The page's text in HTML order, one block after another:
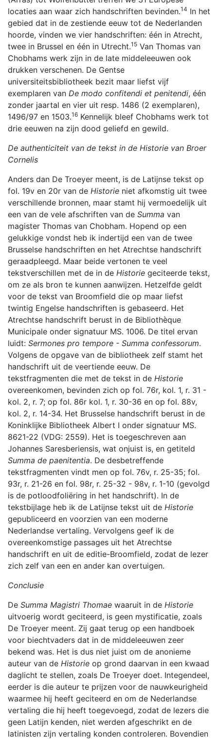
locaties aan waar zich handschriften bevinden.14 In het
gebied dat in de zestiende eeuw tot de Nederlanden
hoorde, vinden we vier handschriften: één in Atrecht,
twee in Brussel en één in Utrecht.15 Van Thomas van
Chobhams werk zijn in de late middeleeuwen ook
drukken verschenen. De Gentse
universiteitsbibliotheek bezit maar liefst vijf
exemplaren van De modo confitendi et penitendi, één
zonder jaartal en vier uit resp. 1486 (2 exemplaren),
1496/97 en 1503.16 Kennelijk bleef Chobhams werk tot
drie eeuwen na zijn dood geliefd en gewild.
De authenticiteit van de tekst in de Historie van Broer
Cornelis
Anders dan De Troeyer meent, is de Latijnse tekst op
fol. 19v en 20r van de Historie niet afkomstig uit twee
verschillende bronnen, maar stamt hij vermoedelijk uit
een van de vele afschriften van de Summa van
magister Thomas van Chobham. Hopend op een
gelukkige vondst heb ik indertijd een van de twee
Brusselse handschriften en het Atrechtse handschrift
geraadpleegd. Maar beide vertonen te veel
tekstverschillen met de in de Historie geciteerde tekst,
om ze als bron te kunnen aanwijzen. Hetzelfde geldt
voor de tekst van Broomfield die op maar liefst
twintig Engelse handschriften is gebaseerd. Het
Atrechtse handschrift berust in de Bibliothèque
Municipale onder signatuur MS. 1006. De titel ervan
luidt: Sermones pro tempore - Summa confessorum.
Volgens de opgave van de bibliotheek zelf stamt het
handschrift uit de veertiende eeuw. De
tekstfragmenten die met de tekst in de Historie
overeenkomen, bevinden zich op fol. 76r, kol. 1, r. 31 -
kol. 2, r. 7; op fol. 86r kol. 1, r. 30-36 en op fol. 88v,
kol. 2, r. 14-34. Het Brusselse handschrift berust in de
Koninklijke Bibliotheek Albert I onder signatuur MS.
8621-22 (VDG: 2559). Het is toegeschreven aan
Johannes Saresberiensis, wat onjuist is, en getiteld
Summa de paenitentia. De desbetreffende
tekstfragmenten vindt men op fol. 76v, r. 25-35; fol.
93r, r. 21-26 en fol. 98r, r. 25-32 - 98v, r. 1-10 (gevolgd
is de potloodfoliëring in het handschrift). In de
tekstbijlage heb ik de Latijnse tekst uit de Historie
gepubliceerd en voorzien van een moderne
Nederlandse vertaling. Vervolgens geef ik de
overeenkomstige passages uit het Atrechtse
handschrift en uit de editie-Broomfield, zodat de lezer
zich zelf van een en ander kan overtuigen.
Conclusie
De Summa Magistri Thomae waaruit in de Historie
uitvoerig wordt geciteerd, is geen mystificatie, zoals
De Troeyer meent. Zij gaat terug op een handboek
voor biechtvaders dat in de middeleeuwen zeer
bekend was. Het is dus niet juist om de anonieme
auteur van de Historie op grond daarvan in een kwaad
daglicht te stellen, zoals De Troeyer doet. Integendeel,
eerder is die auteur te prijzen voor de nauwkeurigheid
waarmee hij heeft geciteerd en om de Nederlandse
vertaling die hij heeft toegevoegd, zodat de lezers die
geen Latijn kenden, niet werden afgeschrikt en de
latinisten zijn vertaling konden controleren. Bovendien